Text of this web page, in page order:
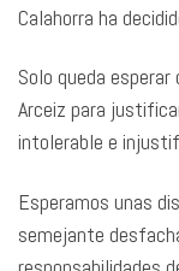
Calahorra ha
Solo queda
Arceiz para
intolerable e
Esperamos unas
semejante